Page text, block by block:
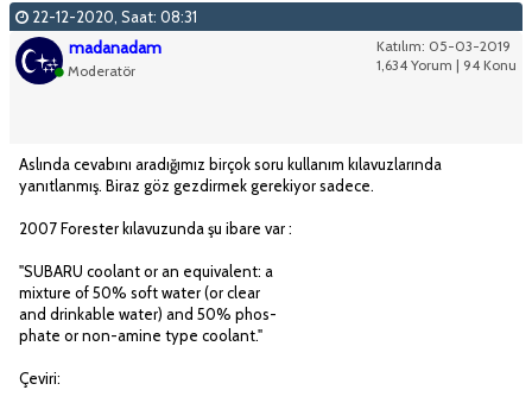
22-12-2020, Saat: 08:31
Katılım: 05-03-2019
1,634 Yorum | 94 Konu
madanadam
Moderatör
Aslında cevabını aradığımız birçok soru kullanım kılavuzlarında
yanıtlanmış. Biraz göz gezdirmek gerekiyor sadece.
2007 Forester kılavuzunda şu ibare var :
"SUBARU coolant or an equivalent: a
mixture of 50% soft water (or clear
and drinkable water) and 50% phos-
phate or non-amine type coolant."
Çeviri: